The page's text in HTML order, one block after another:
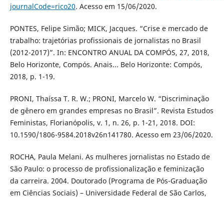
journalCode=rico20. Acesso em 15/06/2020.
PONTES, Felipe Simão; MICK, Jacques. “Crise e mercado de
trabalho: trajetórias profissionais de jornalistas no Brasil
(2012-2017)”. In: ENCONTRO ANUAL DA COMPÓS, 27, 2018,
Belo Horizonte, Compós. Anais... Belo Horizonte: Compós,
2018, p. 1-19.
PRONI, Thaíssa T. R. W.; PRONI, Marcelo W. “Discriminação
de gênero em grandes empresas no Brasil”. Revista Estudos
Feministas, Florianópolis, v. 1, n. 26, p. 1-21, 2018. DOI:
10.1590/1806-9584.2018v26n141780. Acesso em 23/06/2020.
ROCHA, Paula Melani. As mulheres jornalistas no Estado de
São Paulo: o processo de profissionalização e feminização
da carreira. 2004. Doutorado (Programa de Pós-Graduação
em Ciências Sociais) – Universidade Federal de São Carlos,